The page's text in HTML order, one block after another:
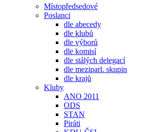
Místopředsedové
Poslanci
dle abecedy
dle klubů
dle výborů
dle komisí
dle stálých delegací
dle meziparl. skupin
dle krajů
Kluby
ANO 2011
ODS
STAN
Piráti